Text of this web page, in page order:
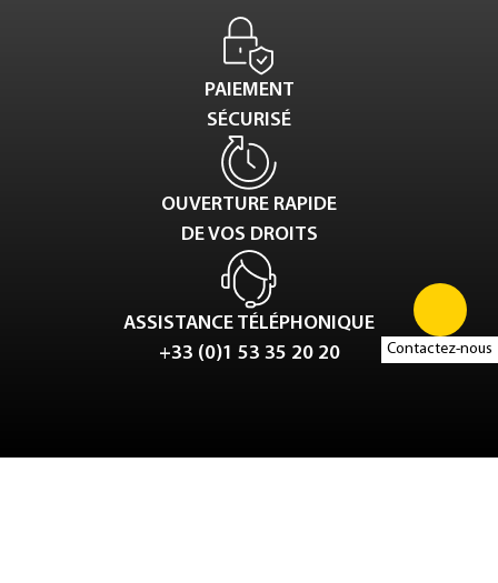
Contactez-nous
PAIEMENT
SÉCURISÉ
OUVERTURE RAPIDE
DE VOS DROITS
ASSISTANCE TÉLÉPHONIQUE
+33 (0)1 53 35 20 20